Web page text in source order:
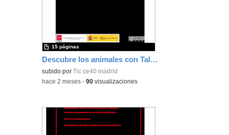
Descubre los animales con Tale Bot
subido por Tic ce40 madrid
15 páginas
-hace 2 meses -90 visualizaciones